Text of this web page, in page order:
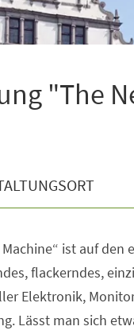
"The
Machine“ ist auf den
flackerndes,
Elektronik,
Lässt man sich